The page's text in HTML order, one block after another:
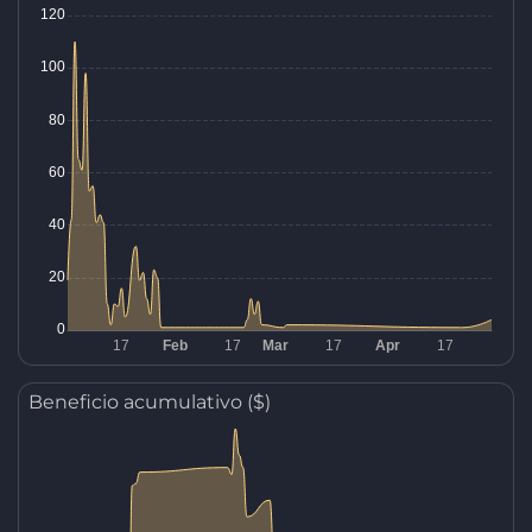
Beneficio acumulativo ($)